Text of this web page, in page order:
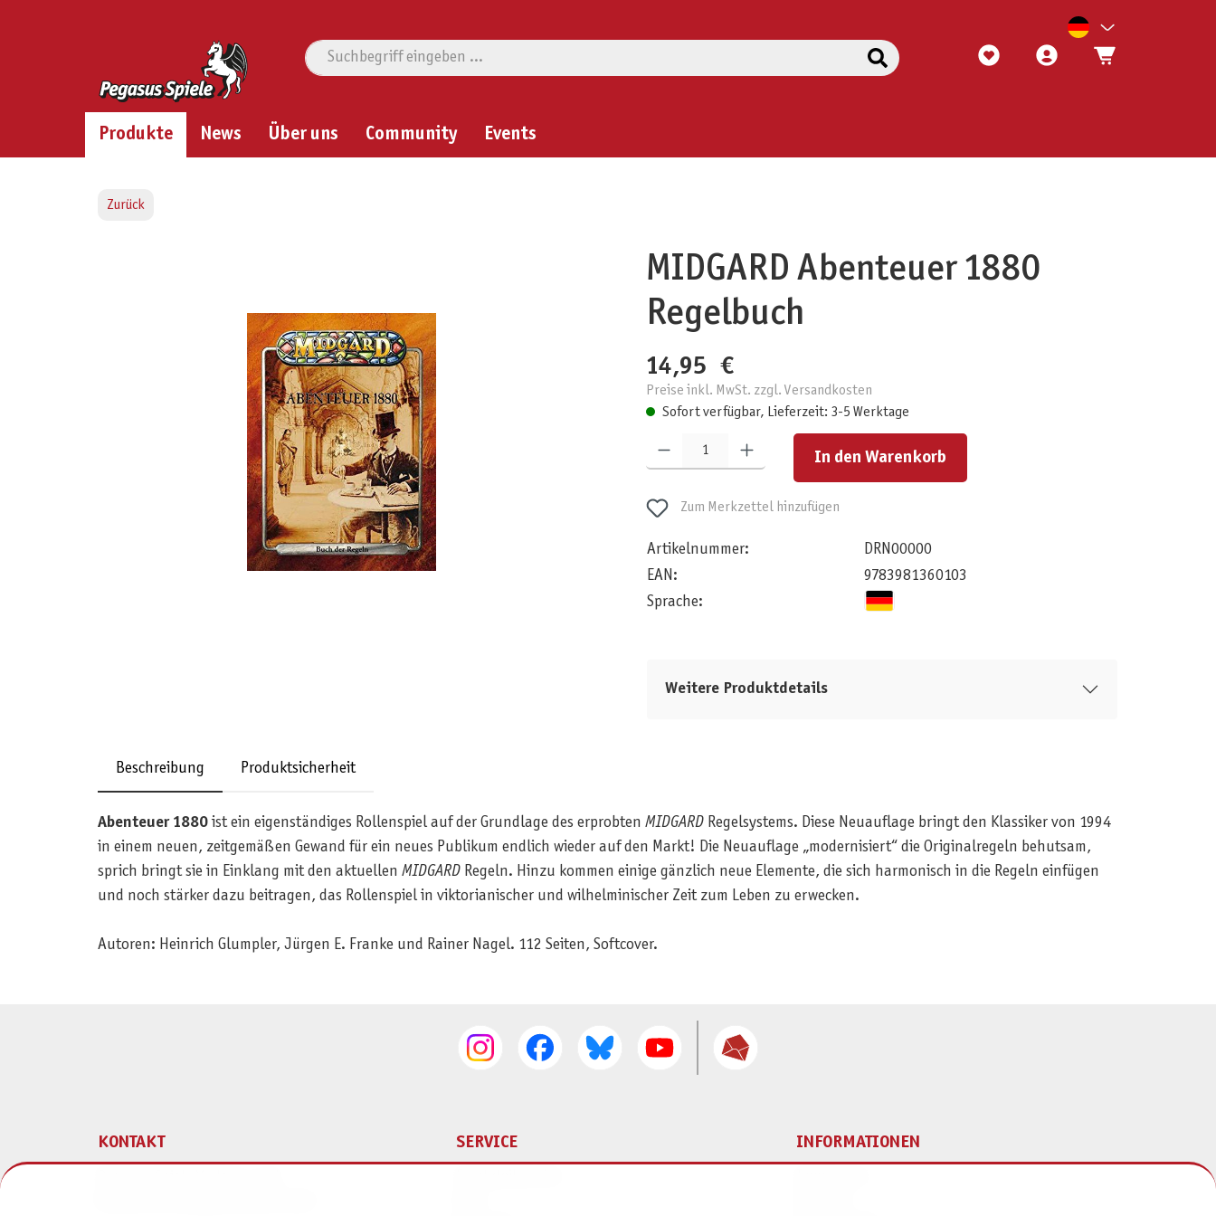
Produkte News Über uns Community Events
Zurück
MIDGARD Abenteuer 1880
Regelbuch
14,95 €
Preise inkl. MwSt. zzgl. Versandkosten
Sofort verfügbar, Lieferzeit: 3-5 Werktage
Produkt Anzahl: Gib den gewünschten Wert ein oder benutze die Schaltflächen um die Anzahl zu erhöhen oder zu reduzieren.
In den Warenkorb
Zum Merkzettel hinzufügen
Artikelnummer:
DRN00000
EAN:
9783981360103
Sprache:
Weitere Produktdetails
Beschreibung Produktsicherheit
Abenteuer 1880ist ein eigenständiges Rollenspiel auf der Grundlage des erprobten MIDGARD Regelsystems. Diese Neuauflage bringt den Klassiker von 1994
in einem neuen, zeitgemäßen Gewand für ein neues Publikum endlich wieder auf den Markt! Die Neuauflage „modernisiert“ die Originalregeln behutsam,
sprich bringt sie in Einklang mit den aktuellen MIDGARD Regeln. Hinzu kommen einige gänzlich neue Elemente, die sich harmonisch in die Regeln einfügen
und noch stärker dazu beitragen, das Rollenspiel in viktorianischer und wilhelminischer Zeit zum Leben zu erwecken.
Autoren: Heinrich Glumpler, Jürgen E. Franke und Rainer Nagel. 112 Seiten, Softcover.
KONTAKT SERVICE INFORMATIONEN